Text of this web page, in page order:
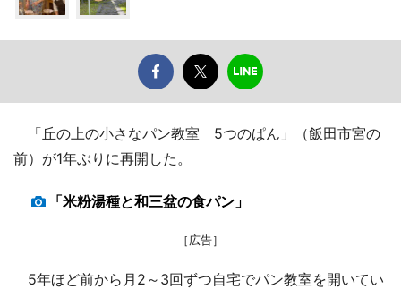
「丘の上の小さなパン教室 5つのぱん」（飯田市宮の
前）が1年ぶりに再開した。
「米粉湯種と和三盆の食パン」
［広告］
5年ほど前から月2～3回ずつ自宅でパン教室を開いてい